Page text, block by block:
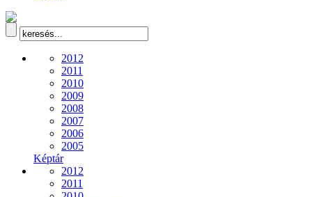
2012
2011
2010
2009
2008
2007
2006
2005
Képtár
2012
2011